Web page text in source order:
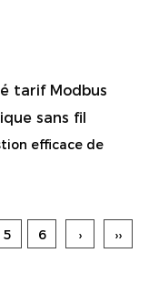
tarif Modbus
sans fil
efficace de
5 6 › ››